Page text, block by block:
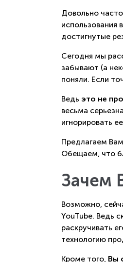
Довольно
использования
достигнутые
Сегодня мы
забывают (а
поняли. Если
Ведь это не
весьма
игнорировать
Предлагаем
Обещаем, что
Зачем
Возможно,
YouTube. Ведь
раскручивать
технологию
Кроме того, Вы